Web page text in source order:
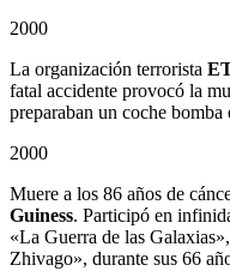
2000
La organización terrorista
fatal accidente provocó la
preparaban un coche
2000
Muere a los 86 años de
Guiness. Participó en
«La Guerra de las
Zhivago», durante sus 66